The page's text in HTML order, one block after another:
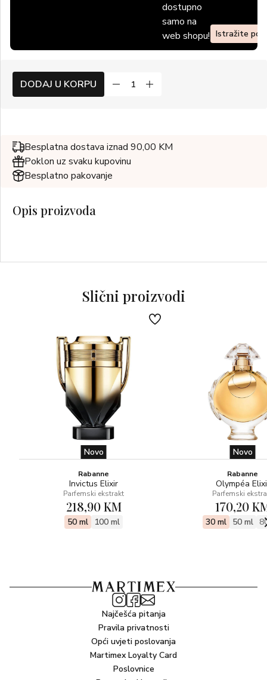
dostupno
samo na
web shopu! Istražite
DODAJ U KORPU
Besplatna dostava iznad 90,00 KM
Poklon uz svaku kupovinu
Besplatno pakovanje
Opis proizvoda
Slični proizvodi
Novo
Rabanne
Invictus Elixir
Parfemski ekstrakt
218,90 KM
50 ml 100 ml
Novo
Rabanne
Olympéa
Parfemski
170,20
30 ml 50 ml
Najčešća pitanja
Pravila privatnosti
Opći uvjeti poslovanja
Martimex Loyalty Card
Poslovnice